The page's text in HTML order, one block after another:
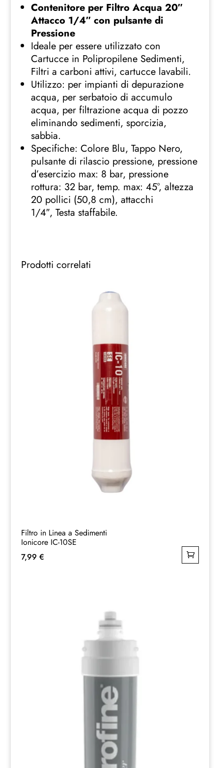
Contenitore per Filtro Acqua 20″
Attacco 1/4″ con pulsante di
Pressione
Ideale per essere utilizzato con
Cartucce in Polipropilene Sedimenti,
Filtri a carboni attivi, cartucce lavabili.
Utilizzo: per impianti di depurazione
acqua, per serbatoio di accumulo
acqua, per filtrazione acqua di pozzo
eliminando sedimenti, sporcizia,
sabbia.
Specifiche: Colore Blu, Tappo Nero,
pulsante di rilascio pressione, pressione
d’esercizio max: 8 bar, pressione
rottura: 32 bar, temp. max: 45°, altezza
20 pollici (50,8 cm), attacchi
1/4″, Testa staffabile.
Prodotti correlati
Filtro in Linea a Sedimenti
Ionicore IC-10SE
7,99 €